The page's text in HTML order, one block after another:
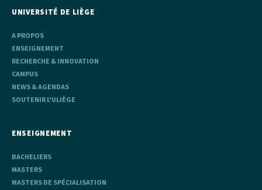
UNIVERSITÉ DE LIÈGE
A PROPOS
ENSEIGNEMENT
RECHERCHE & INNOVATION
CAMPUS
NEWS & AGENDAS
SOUTENIR L'ULIÈGE
ENSEIGNEMENT
BACHELIERS
MASTERS
MASTERS DE SPÉCIALISATION